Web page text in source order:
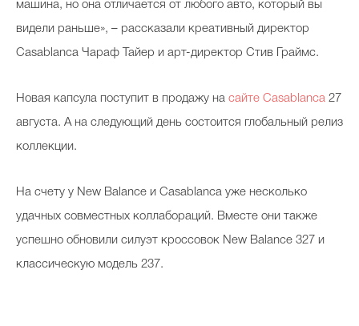
машина, но она отличается от любого авто, который вы
видели раньше», – рассказали креативный директор
Casablanca Чараф Тайер и арт-директор Стив Граймс.
Новая капсула поступит в продажу на сайте Casablanca 27
августа. А на следующий день состоится глобальный релиз
коллекции.
На счету у New Balance и Casablanca уже несколько
удачных совместных коллабораций. Вместе они также
успешно обновили силуэт кроссовок New Balance 327 и
классическую модель 237.